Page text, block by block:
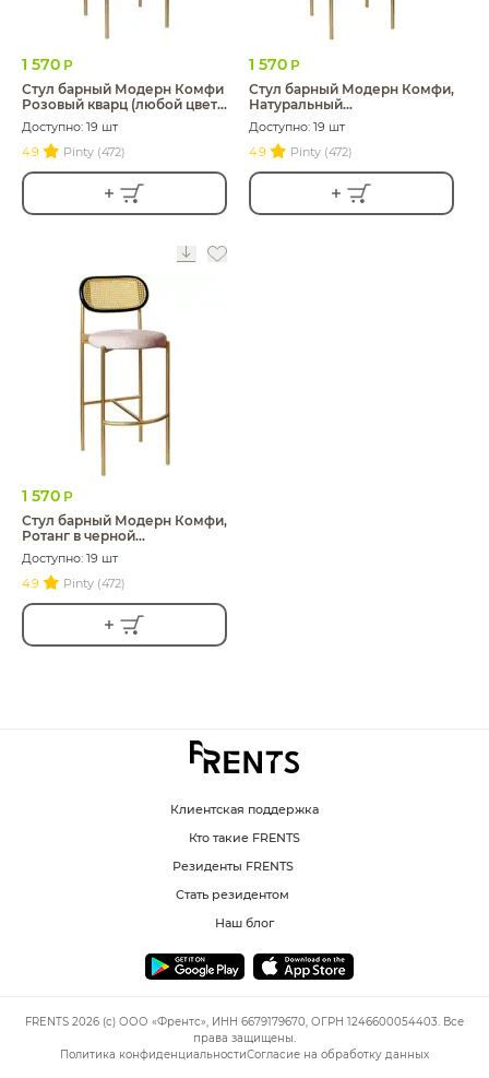
1 570 Р
Стул барный Модерн Комфи
Розовый кварц (любой цвет
каркаса)
Доступно: 19 шт
4.9
Pinty (472)
1 570 Р
Стул барный Модерн Комфи,
Натуральный
ротанг+Розовый кварц
(любой цвет каркаса)
Доступно: 19 шт
4.9
Pinty (472)
1 570 Р
Стул барный Модерн Комфи,
Ротанг в черной
раме+Розовый кварц (любой
цвет каркаса)
Доступно: 19 шт
4.9
Pinty (472)
Клиентская поддержка
Кто такие FRENTS
Резиденты FRENTS
Стать резидентом
Наш блог
FRENTS 2026 (c) ООО «Френтс», ИНН 6679179670, ОГРН 1246600054403. Все
права защищены.
Политика конфиденциальностиСогласие на обработку данных